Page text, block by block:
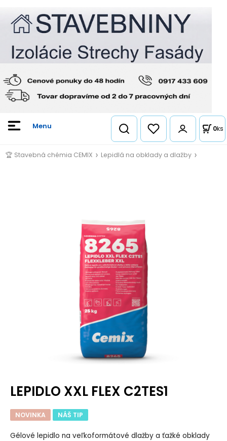
0ks
🏆 Stavebná chémia CEMIX Lepidlá na obklady a dlažby
LEPIDLO XXL FLEX C2TES1
NOVINKA NÁŠ TIP
Gélové lepidlo na veľkoformátové dlažby a ťažké obklady